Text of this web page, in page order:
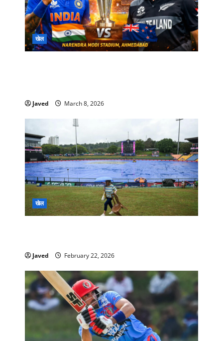
खेल
Javed March 8, 2026
खेल
Javed February 22, 2026